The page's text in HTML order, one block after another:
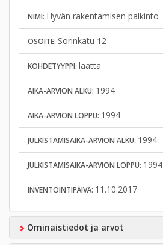
NIMI: Hyvän rakentamisen palkinto
OSOITE: Sorinkatu 12
KOHDETYYPPI: laatta
AIKA-ARVION ALKU: 1994
AIKA-ARVION LOPPU: 1994
JULKISTAMISAIKA-ARVION ALKU: 1994
JULKISTAMISAIKA-ARVION LOPPU: 1994
INVENTOINTIPÄIVÄ: 11.10.2017
Ominaistiedot ja arvot